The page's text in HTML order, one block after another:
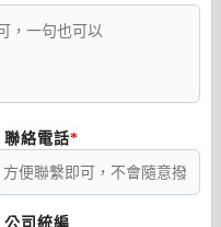
聯絡電話
公司統編